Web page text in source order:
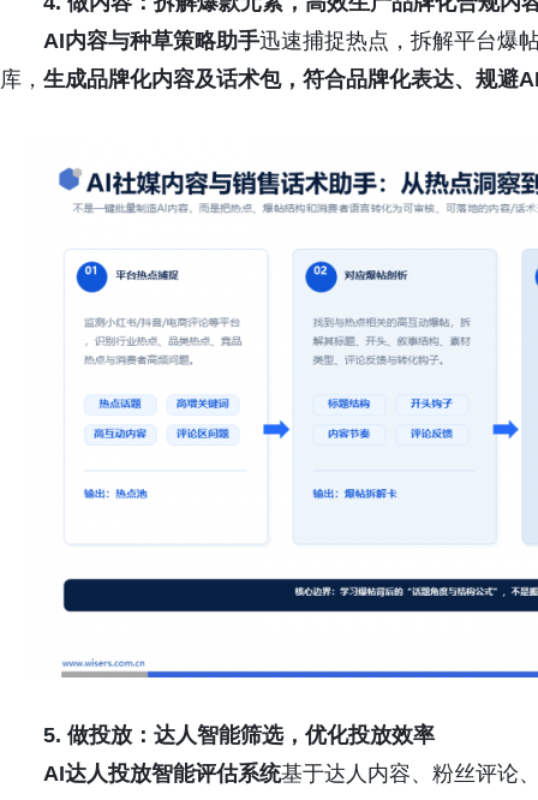
AI内容与种草策略助手迅速捕捉热点，拆解平台爆
库， 生成品牌化内容及话术包，符合品牌化表达、规避
5. 做投放：达人智能筛选，优化投放效率
AI达人投放智能评估系统基于达人内容、粉丝评论